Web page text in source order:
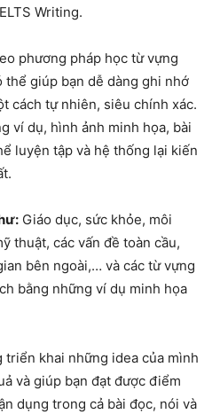
Writing.
phương pháp học từ vựng
thể giúp bạn dễ dàng ghi nhớ
cách tự nhiên, siêu chính xác.
ví dụ, hình ảnh minh họa, bài
luyện tập và hệ thống lại kiến
Giáo dục, sức khỏe, môi
thuật, các vấn đề toàn cầu,
bên ngoài,… và các từ vựng
bằng những ví dụ minh họa
triển khai những idea của mình
và giúp bạn đạt được điểm
dụng trong cả bài đọc, nói và